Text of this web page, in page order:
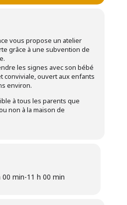
vous propose un atelier
grâce à une subvention de
les signes avec son bébé
conviviale, ouvert aux enfants
environ.
à tous les parents que
non à la maison de
00 min-11 h 00 min